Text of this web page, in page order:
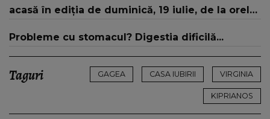
acasă în ediția de duminică, 19 iulie, de la orele
Probleme cu stomacul? Digestia dificilă...
Taguri GAGEA CASA IUBIRII VIRGINIA
KIPRIANOS